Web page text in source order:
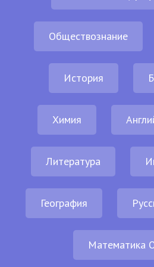
Обществознание
История
Химия
Литература
География
Математика